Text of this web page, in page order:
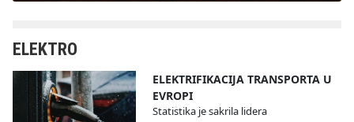
ELEKTRO
ELEKTRIFIKACIJA TRANSPORTA U
EVROPI
Statistika je sakrila lidera